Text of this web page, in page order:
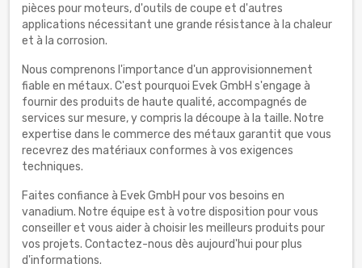
pièces pour moteurs, d'outils de coupe et d'autres
applications nécessitant une grande résistance à la chaleur
et à la corrosion.
Nous comprenons l'importance d'un approvisionnement
fiable en métaux. C'est pourquoi Evek GmbH s'engage à
fournir des produits de haute qualité, accompagnés de
services sur mesure, y compris la découpe à la taille. Notre
expertise dans le commerce des métaux garantit que vous
recevrez des matériaux conformes à vos exigences
techniques.
Faites confiance à Evek GmbH pour vos besoins en
vanadium. Notre équipe est à votre disposition pour vous
conseiller et vous aider à choisir les meilleurs produits pour
vos projets. Contactez-nous dès aujourd'hui pour plus
d'informations.